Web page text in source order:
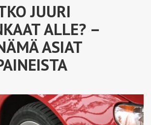
JUURI
ALLE? –
ASIAT